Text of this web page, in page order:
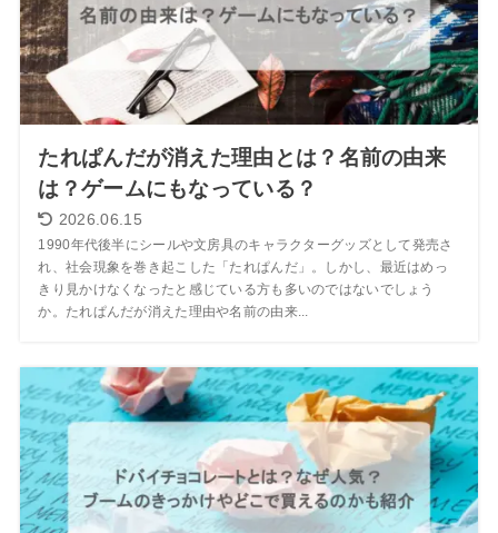
たれぱんだが消えた理由とは？名前の由来
は？ゲームにもなっている？
2026.06.15
1990年代後半にシールや文房具のキャラクターグッズとして発売さ
れ、社会現象を巻き起こした「たれぱんだ」。しかし、最近はめっ
きり見かけなくなったと感じている方も多いのではないでしょう
か。たれぱんだが消えた理由や名前の由来...